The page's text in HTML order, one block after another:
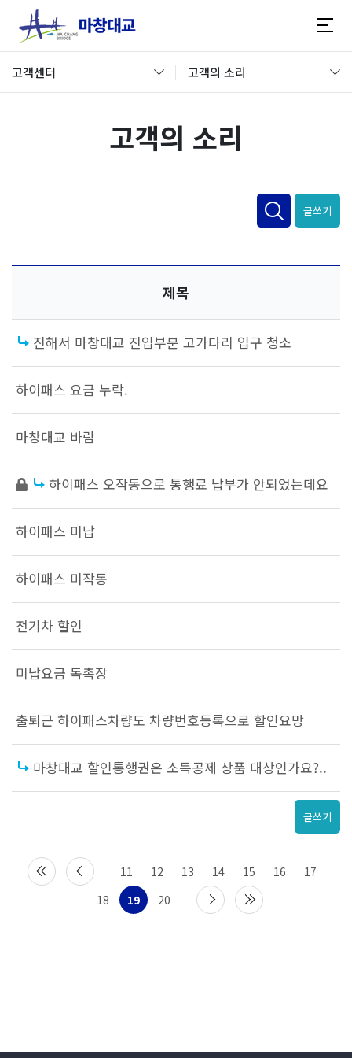
고객센터 고객의 소리
고객의 소리
글쓰기
제목
진해서 마창대교 진입부분 고가다리 입구 청소
하이패스 요금 누락.
마창대교 바람
하이패스 오작동으로 통행료 납부가 안되었는데요
하이패스 미납
하이패스 미작동
전기차 할인
미납요금 독촉장
출퇴근 하이패스차량도 차량번호등록으로 할인요망
마창대교 할인통행권은 소득공제 상품 대상인가요?..
글쓰기
11 12 13 14 15 16
17
18
19 20